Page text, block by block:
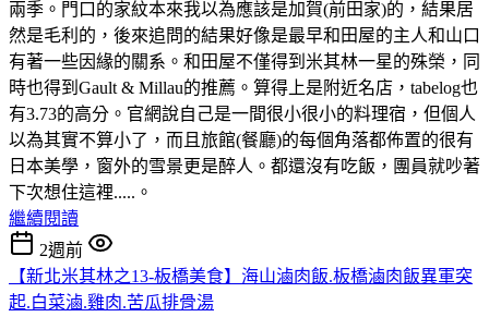
兩季。門口的家紋本來我以為應該是加賀(前田家)的，結果居
然是毛利的，後來追問的結果好像是最早和田屋的主人和山口
有著一些因緣的關系。和田屋不僅得到米其林一星的殊榮，同
時也得到Gault & Millau的推薦。算得上是附近名店，tabelog也
有3.73的高分。官網說自己是一間很小很小的料理宿，但個人
以為其實不算小了，而且旅館(餐廳)的每個角落都佈置的很有
日本美學，窗外的雪景更是醉人。都還沒有吃飯，團員就吵著
下次想住這裡.....。
繼續閱讀
2週前
【新北米其林之13-板橋美食】海山滷肉飯.板橋滷肉飯異軍突
起.白菜滷.雞肉.苦瓜排骨湯